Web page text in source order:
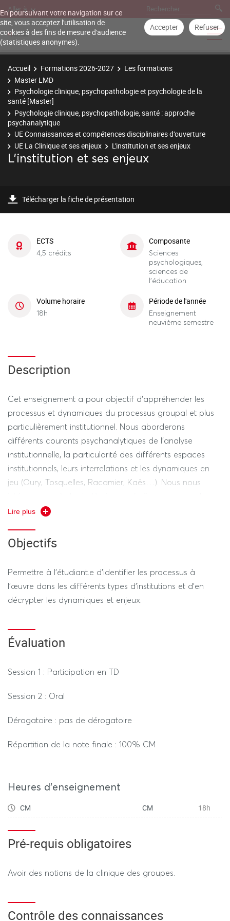
En poursuivant votre navigation sur ce
site, vous acceptez l'utilisation de
cookies à des fins de mesure d'audience
(statistiques anonymes).
Accepter Refuser
Aller à
Accueil Formations 2026-2027
Les formations
Master LMD
Psychologie clinique, psychopathologie et psychologie de la
santé [Master]
Psychologie clinique, psychopathologie, santé : approche
psychanalytique
UE Connaissances et compétences disciplinaires d’ouverture
UE La Clinique et ses enjeux
L'institution et ses enjeux
L'institution et ses enjeux
Télécharger la fiche de présentation
ECTS
4,5 crédits
Composante
Sciences
psychologiques,
sciences de
l'éducation
Volume horaire
18h
Période de l'année
Enseignement
neuvième semestre
Description
Cet enseignement a pour objectif d’appréhender les
processus et dynamiques du processus groupal et plus
particulièrement institutionnel. Nous aborderons
différents courants psychanalytiques de l’analyse
institutionnelle, la particularité des différents espaces
institutionnels, leurs interrelations et les dynamiques en
jeu (Oury, Tosquelles, Racamier, Kaës…). Nous nous
famille, la culture et à des fonctionnements institutionnels
concentrationnaires ainsi que d’autres systèmes de
violences politiques (Fanon, Kaës, Sironi, Waintrater…).
transférentielles et contre-transférentielles en jeu.
Lire plus
Objectifs
Permettre à l’étudiant.e d’identifier les processus à
l’œuvre dans les différents types d’institutions et d’en
décrypter les dynamiques et enjeux.
Évaluation
Session 1 : Participation en TD
Session 2 : Oral
Dérogatoire : pas de dérogatoire
Répartition de la note finale : 100% CM
Heures d'enseignement
CM CM 18h
Pré-requis obligatoires
Avoir des notions de la clinique des groupes.
Contrôle des connaissances